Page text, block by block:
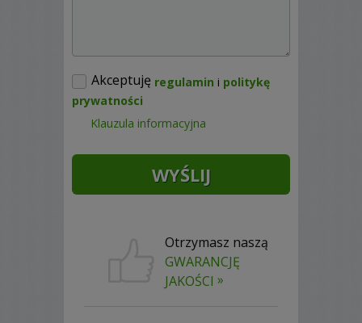
Akceptuję regulamin i politykę
prywatności
Klauzula informacyjna
Otrzymasz naszą
GWARANCJĘ
JAKOŚCI »